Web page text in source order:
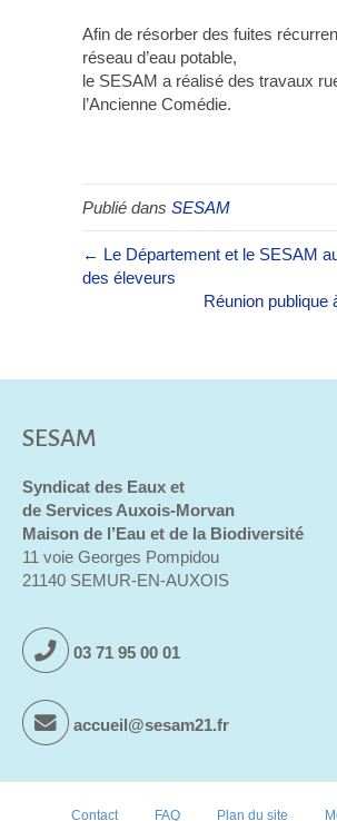
Afin de résorber des fuites
réseau d’eau potable,
le SESAM a réalisé des travaux
l’Ancienne Comédie.
Publié dans SESAM
← Le Département et le SESAM
des éleveurs
Réunion
SESAM
Syndicat des Eaux et
de Services Auxois-Morvan
Maison de l’Eau et de la Biodiversité
11 voie Georges Pompidou
21140 SEMUR-EN-AUXOIS
03 71 95 00 01
accueil@sesam21.fr
Contact FAQ Plan du site